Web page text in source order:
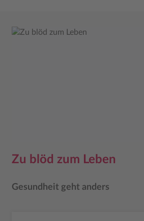
Bildergalerie überspringen
Zu blöd zum Leben
Gesundheit geht anders